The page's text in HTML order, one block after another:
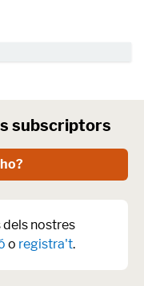
subscriptors
dels nostres
o registra't.